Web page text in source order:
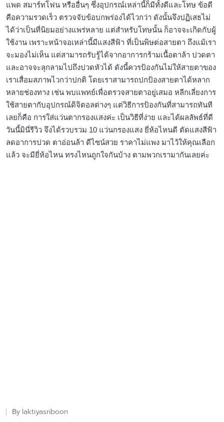
แพด สมาร์ทโฟน หรืออื่นๆ ซึ่งอุปกรณ์เหล่านี้ก็มีทั้งดีและโทษ ข้อดี
คือความรวดเร็ว ตรวจจับข้อบกพร่องได้ไวกว่า ดังนั้นจึงปฏิเสธไม่
ได้ว่าเป็นที่นิยมอย่างแพร่หลาย แต่สำหรับโทษนั้น ก็อาจจะเกิดกับผู้
ใช้งาน เพราะหน้าจอเหล่านี้มีแสงสีฟ้า ที่เป็นพิษต่อสายตา ถึงแม้เรา
จะมองไม่เห็น แต่สามารถรับรู้ได้จากอาการกร้ามเนื้อตาล้า ปวดตา
และอาจจะลุกลามไปถึงปวดหัวได้ ดังนี้ควรป้องกันไม่ให้สายตาของ
เราเสื่อมสภาพไวกว่าปกติ โดยเราสามารถปกป้องสายตาได้หลาก
หลายช่องทาง เช่น พบแพทย์เพื่อตรวจสายตาอยู่เสมอ หลีกเลี่ยงการ
ใช้สายตากับอุปกรณ์ดิจิตอลต่างๆ แต่วิธีการป้องกันที่สามารถทันที
เลยก็คือ การใส่แว่นตากรองแสงค่ะ เป็นวิธีที่ง่าย และได้ผลลัพธ์ที่ดี
วันนี้มินี่รีวิว จึงได้รวบรวม 10 แว่นกรองแสง ยี่ห้อไหนดี ตัดแสงสีฟ้า
ลดอาการปวด ตาอ่อนล้า ดีไซน์สวย ราคาไม่แพง มาไว้ให้คุณเลือก
แล้ว จะมียี่ห้อไหน ทรงไหนถูกใจกันบ้าง ตามพวกเรามากันเลยค่ะ
Posted
By laktiyasriboon